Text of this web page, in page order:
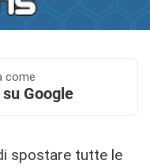
come
Google
spostare tutte le